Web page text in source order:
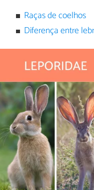
Raças de coelhos
Diferença entre